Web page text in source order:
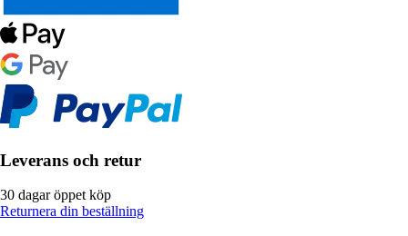
Leverans och retur
30 dagar öppet köp
Returnera din beställning